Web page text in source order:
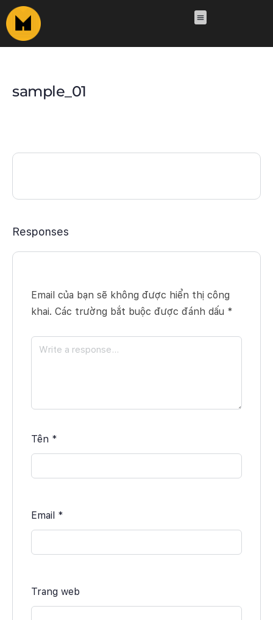
sample_01
Responses
Email của bạn sẽ không được hiển thị công
khai. Các trường bắt buộc được đánh dấu *
Tên *
Email *
Trang web